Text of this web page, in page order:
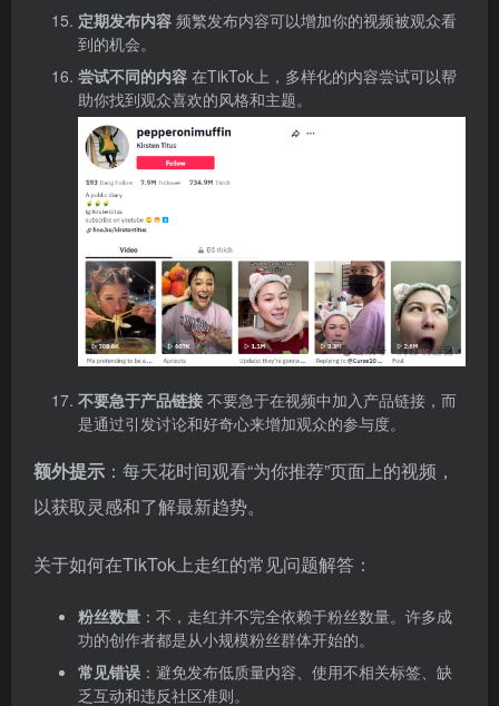
定期发布内容 频繁发布内容可以增加你的视频被观众看
到的机会。
尝试不同的内容 在TikTok上，多样化的内容尝试可以帮
助你找到观众喜欢的风格和主题。
不要急于产品链接 不要急于在视频中加入产品链接，而
是通过引发讨论和好奇心来增加观众的参与度。
额外提示 ：每天花时间观看“为你推荐”页面上的视频，
以获取灵感和了解最新趋势。
关于如何在TikTok上走红的常见问题解答：
粉丝数量 ：不，走红并不完全依赖于粉丝数量。许多成
功的创作者都是从小规模粉丝群体开始的。
常见错误 ：避免发布低质量内容、使用不相关标签、缺
乏互动和违反社区准则。